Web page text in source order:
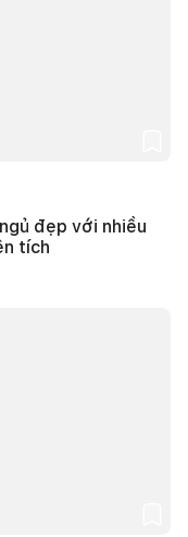
đẹp với nhiều
tích